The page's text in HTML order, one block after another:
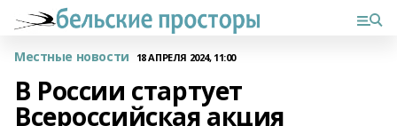
Местные новости 18 АПРЕЛЯ 2024, 11:00
В России стартует
Всероссийская акция